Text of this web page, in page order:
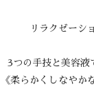
リラクゼーシ
3つの手技と美容液
《柔らかくしなやか